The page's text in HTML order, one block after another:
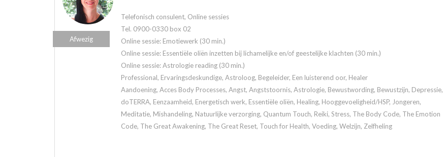
Telefonisch consulent, Online sessies
Tel. 0900-0330 box 02
Online sessie: Emotiewerk (30 min.)
Online sessie: Essentiële oliën inzetten bij lichamelijke en/of geestelijke klachten (30 min.)
Online sessie: Astrologie reading (30 min.)
Professional, Ervaringsdeskundige, Astroloog, Begeleider, Een luisterend oor, Healer
Aandoening, Acces Body Processes, Angst, Angststoornis, Astrologie, Bewustwording, Bewustzijn, Depressie,
doTERRA, Eenzaamheid, Energetisch werk, Essentiële oliën, Healing, Hooggevoeligheid/HSP, Jongeren,
Meditatie, Mishandeling, Natuurlijke verzorging, Quantum Touch, Reiki, Stress, The Body Code, The Emotion
Code, The Great Awakening, The Great Reset, Touch for Health, Voeding, Welzijn, Zelfheling
Afwezig